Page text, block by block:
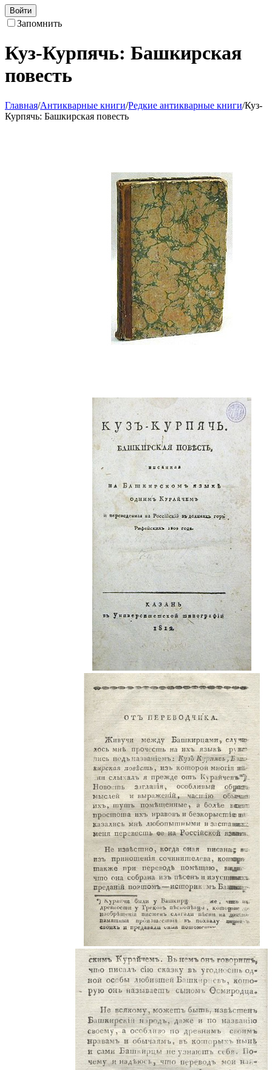
Войти
Запомнить
Куз-Курпячь: Башкирская
повесть
Главная/Антикварные книги/Редкие антикварные книги/Куз-
Курпячь: Башкирская повесть